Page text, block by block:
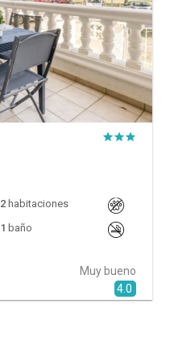
2habitaciones
1 baño
Muy bueno
4.0